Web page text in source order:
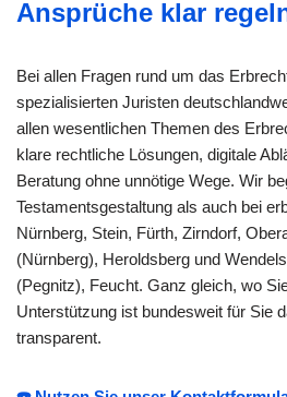
Ansprüche klar
Bei allen Fragen rund um das
spezialisierten Juristen
allen wesentlichen Themen des
klare rechtliche Lösungen, digitale
Beratung ohne unnötige Wege. Wir
Testamentsgestaltung als auch bei
Nürnberg, Stein, Fürth, Zirndorf,
(Nürnberg), Heroldsberg und
(Pegnitz), Feucht. Ganz gleich, wo
Unterstützung ist bundesweit für Sie
transparent.